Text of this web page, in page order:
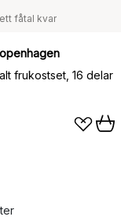
fåtal kvar
frukostset, 16 delar